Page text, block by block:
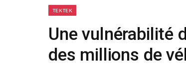
TEKTEK
Une vulnérabilité
des millions de